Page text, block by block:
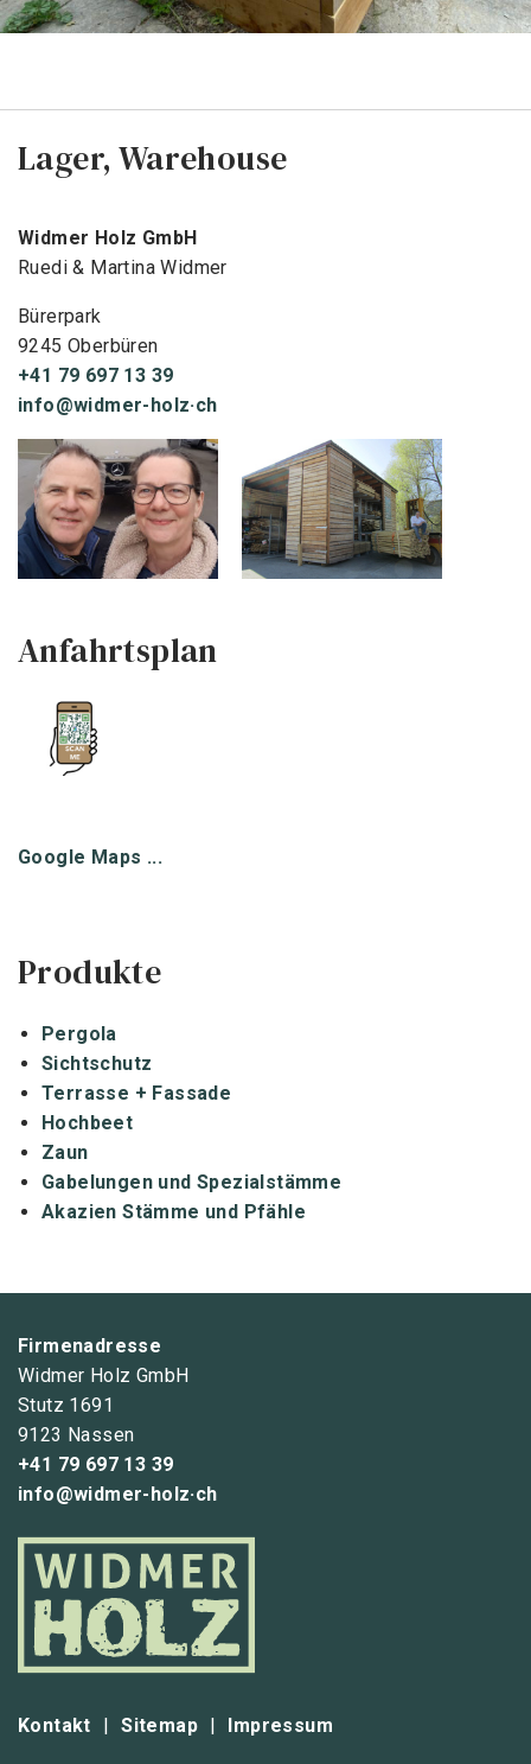
Lager, Warehouse
Widmer Holz GmbH
Ruedi & Martina Widmer
Bürerpark
9245 Oberbüren
+41 79 697 13 39
info@widmer-holz·ch
Anfahrtsplan
Google Maps ...
Produkte
Pergola
Sichtschutz
Terrasse + Fassade
Hochbeet
Zaun
Gabelungen und Spezialstämme
Akazien Stämme und Pfähle
Firmenadresse
Widmer Holz GmbH
Stutz 1691
9123 Nassen
+41 79 697 13 39
info@widmer-holz·ch
Kontakt | Sitemap | Impressum